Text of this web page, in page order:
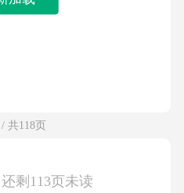
共118页
剩113页未读